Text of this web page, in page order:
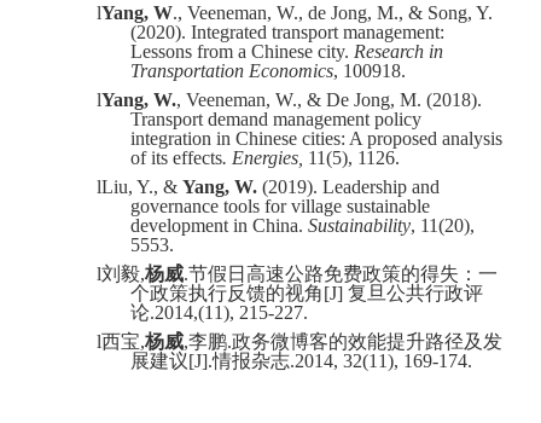
lYang, W., Veeneman, W., de Jong, M., & Song, Y.
(2020). Integrated transport management:
Lessons from a Chinese city. Research in
Transportation Economics, 100918.
lYang, W., Veeneman, W., & De Jong, M. (2018).
Transport demand management policy
integration in Chinese cities: A proposed analysis
of its effects. Energies, 11(5), 1126.
lLiu, Y., & Yang, W.(2019). Leadership and
governance tools for village sustainable
development in China. Sustainability, 11(20),
5553.
l刘毅,杨威.节假日高速公路免费政策的得失：一
个政策执行反馈的视角[J] 复旦公共行政评
论.2014,(11), 215-227.
l西宝,杨威,李鹏.政务微博客的效能提升路径及发
展建议[J].情报杂志.2014, 32(11), 169-174.